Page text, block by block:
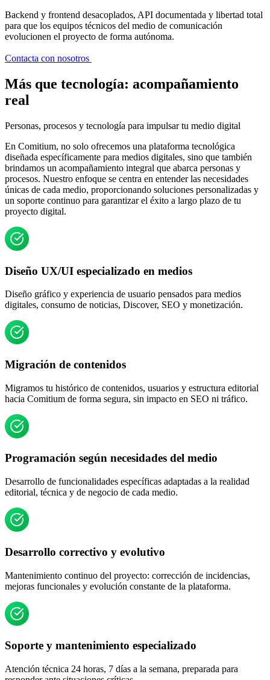
Backend y frontend desacoplados, API documentada y libertad total
para que los equipos técnicos del medio de comunicación
evolucionen el proyecto de forma autónoma.
Contacta con nosotros
Más que tecnología: acompañamiento
real
Personas, procesos y tecnología para impulsar tu medio digital
En Comitium, no solo ofrecemos una plataforma tecnológica
diseñada específicamente para medios digitales, sino que también
brindamos un acompañamiento integral que abarca personas y
procesos. Nuestro enfoque se centra en entender las necesidades
únicas de cada medio, proporcionando soluciones personalizadas y
un soporte continuo para garantizar el éxito a largo plazo de tu
proyecto digital.
Diseño UX/UI especializado en medios
Diseño gráfico y experiencia de usuario pensados para medios
digitales, consumo de noticias, Discover, SEO y monetización.
Migración de contenidos
Migramos tu histórico de contenidos, usuarios y estructura editorial
hacia Comitium de forma segura, sin impacto en SEO ni tráfico.
Programación según necesidades del medio
Desarrollo de funcionalidades específicas adaptadas a la realidad
editorial, técnica y de negocio de cada medio.
Desarrollo correctivo y evolutivo
Mantenimiento continuo del proyecto: corrección de incidencias,
mejoras funcionales y evolución constante de la plataforma.
Soporte y mantenimiento especializado
Atención técnica 24 horas, 7 días a la semana, preparada para